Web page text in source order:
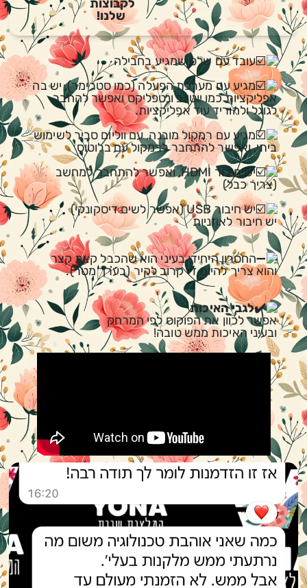
לקבוצות
שלנו!
עובד עם שלט שמגיע בחבילה
מגיע עם מערכת הפעלה (כמו סטרימר), יש בה
אפליקציות כמו יוטיוב ונטפליקס ואפשר להחבר
לגוגל ולהוריד עוד אפליקציות.
מגיע עם רמקול מובנה, עם ווליום סביר לשימוש
ביתי, ואפשר להתחבר לרמקול עם בלוטוס
יש חיבור HDMI, ואפשר להתחבר למחשב
(צריך כבל)
יש חיבור USB (אפשר לשים דיסקונקי)
יש חיבור לאוזניות
החסרון היחידי בעיני הוא שהכבל קצת קצר
והוא צריך להיות די קרוב לקיר (בערך מטר).
לגבי האיכות
אפשר לכוון את הפוקוס לפי המרחק
ובעיני האיכות ממש טובה!